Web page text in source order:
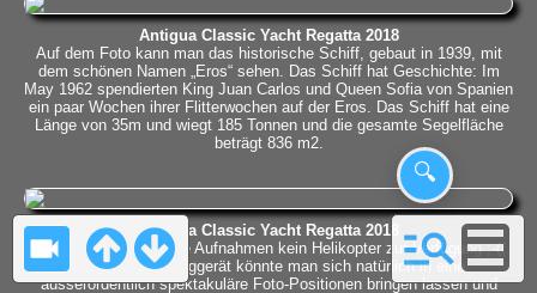
🔍
Antigua Classic Yacht Regatta 2018
Auf dem Foto kann man das historische Schiff, gebaut in 1939, mit
dem schönen Namen „Eros“ sehen. Das Schiff hat Geschichte: Im
May 1962 spendierten King Juan Carlos und Queen Sofia von Spanien
ein paar Wochen ihrer Flitterwochen auf der Eros. Das Schiff hat eine
Länge von 35m und wiegt 185 Tonnen und die gesamte Segelfläche
beträgt 836 m2.
Antigua Classic Yacht Regatta 2018
Leider stand uns für die Aufnahmen kein Helikopter zur Verfügung ;-((.
Mit so einem Fluggerät könnte man sich natürlich in eine
ausserordentlich spektakuläre Foto-Positionen bringen lassen und